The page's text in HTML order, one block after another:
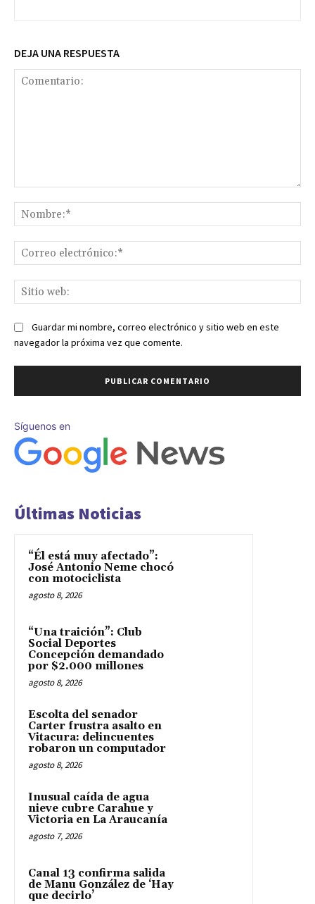
DEJA UNA RESPUESTA
Guardar mi nombre, correo electrónico y sitio web en este
navegador la próxima vez que comente.
Síguenos en
Últimas Noticias
“Él está muy afectado”:
José Antonio Neme chocó
con motociclista
agosto 8, 2026
“Una traición”: Club
Social Deportes
Concepción demandado
por $2.000 millones
agosto 8, 2026
Escolta del senador
Carter frustra asalto en
Vitacura: delincuentes
robaron un computador
agosto 8, 2026
Inusual caída de agua
nieve cubre Carahue y
Victoria en La Araucanía
agosto 7, 2026
Canal 13 confirma salida
de Manu González de ‘Hay
que decirlo’